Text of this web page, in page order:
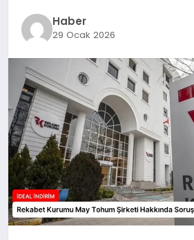
Haber
29 Ocak 2026